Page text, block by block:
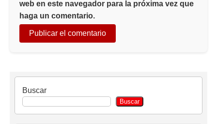
web en este navegador para la próxima vez que
haga un comentario.
Buscar
Buscar